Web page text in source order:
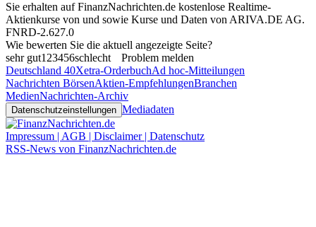
Sie erhalten auf FinanzNachrichten.de kostenlose Realtime-
Aktienkurse von und sowie Kurse und Daten von ARIVA.DE AG.
FNRD-2.627.0
Wie bewerten Sie die aktuell angezeigte Seite?
sehr gut1 23456schlecht
Problem melden
Deutschland 40Xetra-OrderbuchAd hoc-Mitteilungen
Nachrichten BörsenAktien-EmpfehlungenBranchen
MedienNachrichten-Archiv
Datenschutzeinstellungen Mediadaten
Impressum | AGB | Disclaimer | Datenschutz
RSS-News von FinanzNachrichten.de